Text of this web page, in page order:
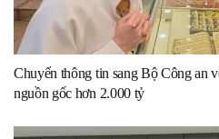
Chuyển thông tin sang Bộ Công an
nguồn gốc hơn 2.000 tỷ